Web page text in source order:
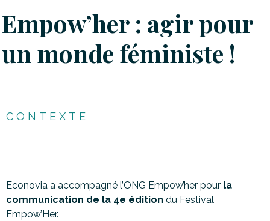
Empow’her : agir pour
un monde féministe !
CONTEXTE
Econovia a accompagné l’ONG Empow’her pour la
communication de la 4e édition du Festival
Empow’Her.